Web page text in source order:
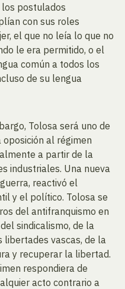
postulados
con sus roles
el que no leía lo que no
le era permitido, o el
común a todos los
de su lengua
Tolosa será uno de
al régimen
a partir de la
industriales. Una nueva
reactivó el
y el político. Tolosa se
del antifranquismo en
sindicalismo, de la
vascas, de la
y recuperar la libertad.
respondiera de
acto contrario a